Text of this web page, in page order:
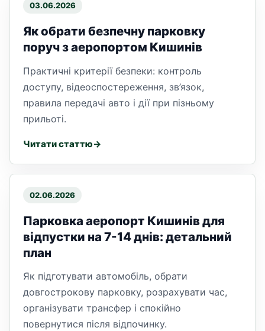
03.06.2026
Як обрати безпечну парковку
поруч з аеропортом Кишинів
Практичні критерії безпеки: контроль
доступу, відеоспостереження, зв’язок,
правила передачі авто і дії при пізньому
прильоті.
Читати статтю
02.06.2026
Парковка аеропорт Кишинів для
відпустки на 7-14 днів: детальний
план
Як підготувати автомобіль, обрати
довгострокову парковку, розрахувати час,
організувати трансфер і спокійно
повернутися після відпочинку.